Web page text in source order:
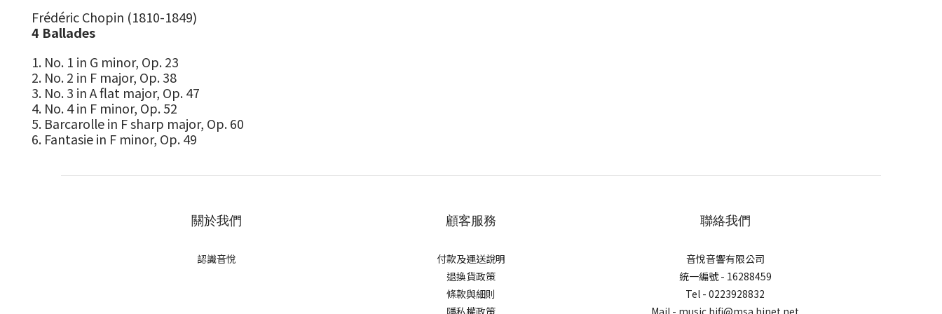
Frédéric Chopin (1810-1849)
4 Ballades
1. No. 1 in G minor, Op. 23
2. No. 2 in F major, Op. 38
3. No. 3 in A flat major, Op. 47
4. No. 4 in F minor, Op. 52
5. Barcarolle in F sharp major, Op. 60
6. Fantasie in F minor, Op. 49
關於我們
認識音悅
顧客服務
付款及運送說明
退換貨政策
條款與細則
隱私權政策
聯絡我們
音悅音響有限公司
統一編號 - 16288459
Tel - 0223928832
Mail - music.hifi@msa.hinet.net